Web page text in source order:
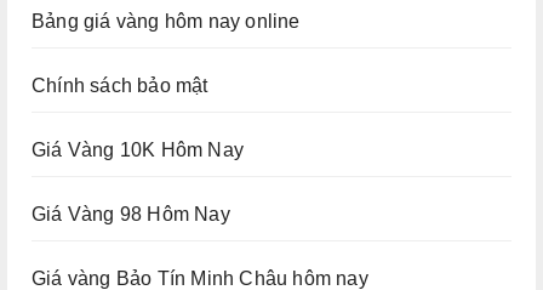
Bảng giá vàng hôm nay online
Chính sách bảo mật
Giá Vàng 10K Hôm Nay
Giá Vàng 98 Hôm Nay
Giá vàng Bảo Tín Minh Châu hôm nay